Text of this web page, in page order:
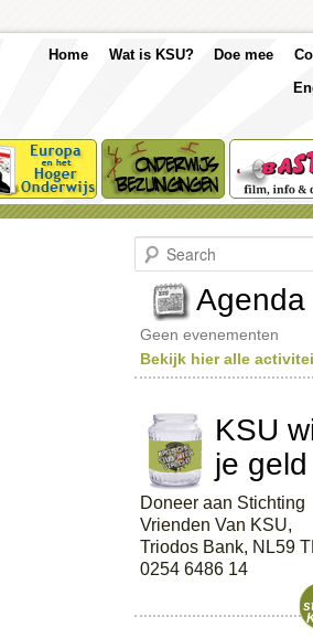
TopSkip
content
Skip
content
Doe mee
Wat is KSU?
Home
e
c
h
Agenda
Geen evenementen
Bekijk hier alle
KSU
je geld
Doneer aan Stichting
Vrienden Van KSU,
Triodos Bank, NL59
0254 6486 14